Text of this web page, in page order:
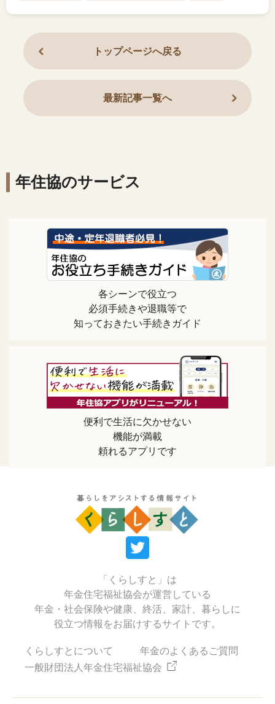
トップページへ戻る
最新記事一覧へ
年住協のサービス
各シーンで役立つ
必須手続きや退職等で
知っておきたい手続きガイド
便利で生活に欠かせない
機能が満載
頼れるアプリです
「くらしすと」は
年金住宅福祉協会が運営している
年金・社会保険や健康、終活、家計、暮らしに
役立つ情報をお届けするサイトです。
くらしすとについて
年金のよくあるご質問
一般財団法人年金住宅福祉協会